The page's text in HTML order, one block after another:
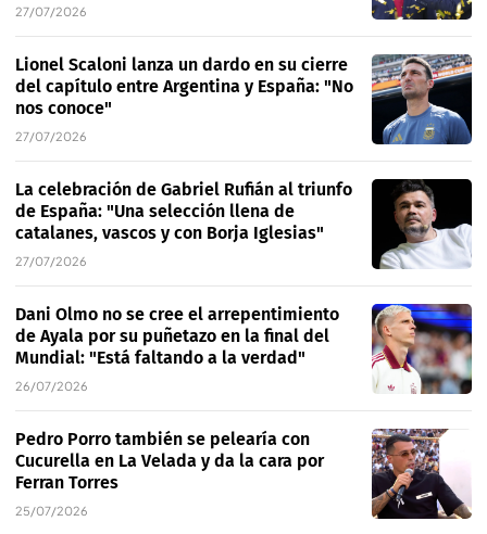
27/07/2026
Lionel Scaloni lanza un dardo en su cierre
del capítulo entre Argentina y España: "No
nos conoce"
27/07/2026
La celebración de Gabriel Rufián al triunfo
de España: "Una selección llena de
catalanes, vascos y con Borja Iglesias"
27/07/2026
Dani Olmo no se cree el arrepentimiento
de Ayala por su puñetazo en la final del
Mundial: "Está faltando a la verdad"
26/07/2026
Pedro Porro también se pelearía con
Cucurella en La Velada y da la cara por
Ferran Torres
25/07/2026